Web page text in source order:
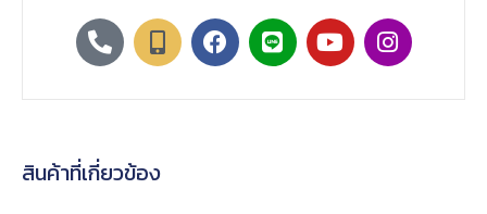
สินค้าที่เกี่ยวข้อง